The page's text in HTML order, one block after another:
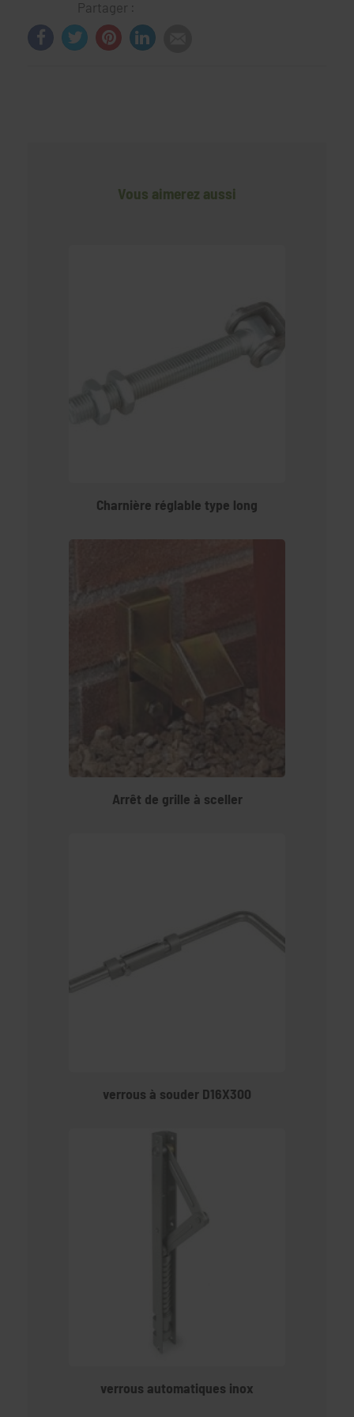
Partager :
Vous aimerez aussi
Charnière réglable type long
Arrêt de grille à sceller
verrous à souder D16X300
verrous automatiques inox